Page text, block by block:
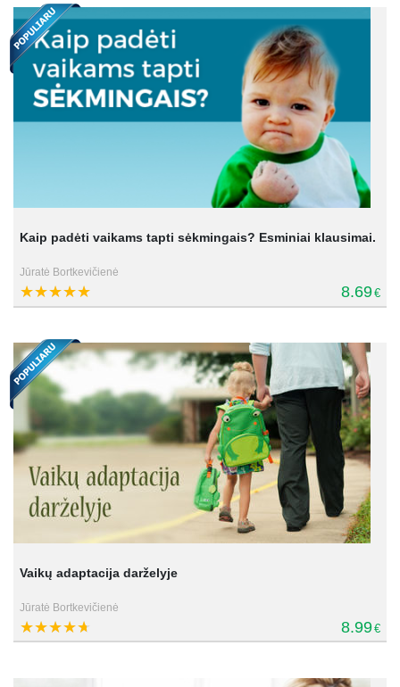
Kaip padėti vaikams tapti sėkmingais? Esminiai klausimai.
Jūratė Bortkevičienė
8.69€
Vaikų adaptacija darželyje
Jūratė Bortkevičienė
8.99€